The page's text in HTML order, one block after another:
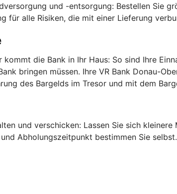
und -entsorgung: Bestellen Sie
für alle Risiken, die mit einer Lieferung
kommt die Bank in Ihr Haus: So sind Ihre
bringen müssen. Ihre VR Bank Donau-
des Bargelds im Tresor und mit dem
und verschicken: Lassen Sie sich
Abholungszeitpunkt bestimmen Sie selbst.